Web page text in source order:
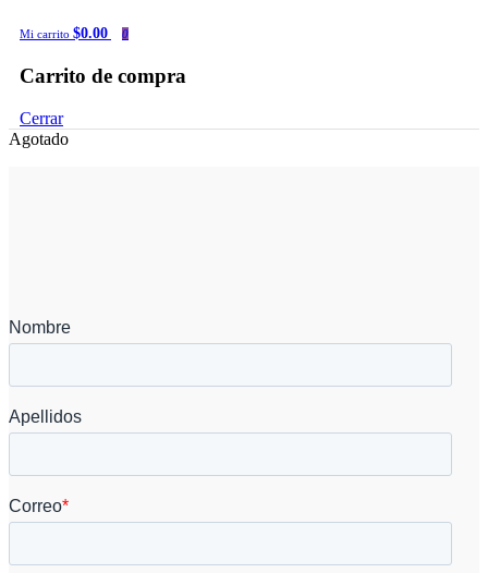
Mi carrito $0.00 0
Carrito de compra
Cerrar
Agotado